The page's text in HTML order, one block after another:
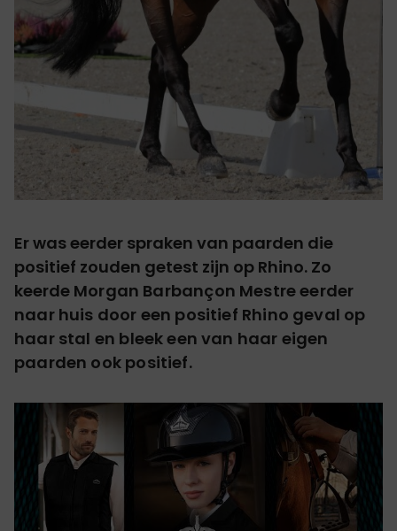
Er was eerder spraken van paarden die
positief zouden getest zijn op Rhino. Zo
keerde Morgan Barbançon Mestre eerder
naar huis door een positief Rhino geval op
haar stal en bleek een van haar eigen
paarden ook positief.